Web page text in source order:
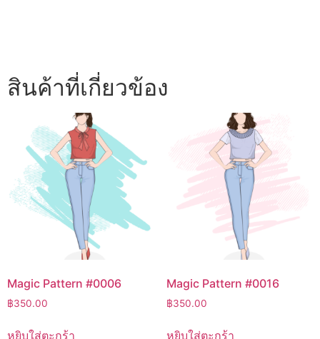
สินค้าที่เกี่ยวข้อง
Magic Pattern #0006
฿350.00
หยิบใส่ตะกร้า
Magic Pattern #0016
฿350.00
หยิบใส่ตะกร้า